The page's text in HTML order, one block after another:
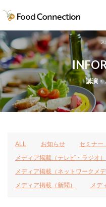
ス
講演・
ALL お知らせ
セミナー
メディア掲載（テレビ・ラジオ）
メディア掲載（ネットワークメデ
メディア掲載（新聞）
メデ